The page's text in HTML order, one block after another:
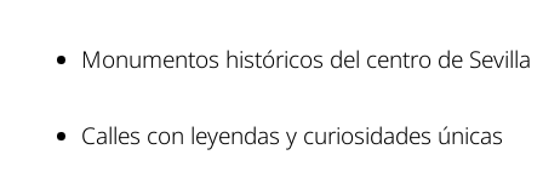
Monumentos históricos del centro de Sevilla
Calles con leyendas y curiosidades únicas